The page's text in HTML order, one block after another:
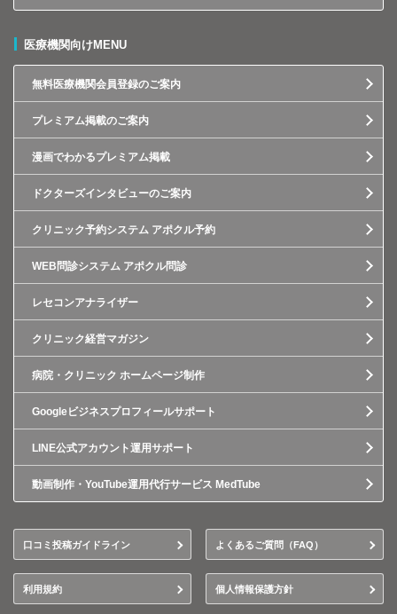
医療機関向けMENU
無料医療機関会員登録のご案内
プレミアム掲載のご案内
漫画でわかるプレミアム掲載
ドクターズインタビューのご案内
クリニック予約システム アポクル予約
WEB問診システム アポクル問診
レセコンアナライザー
クリニック経営マガジン
病院・クリニック ホームページ制作
Googleビジネスプロフィールサポート
LINE公式アカウント運用サポート
動画制作・YouTube運用代行サービス MedTube
口コミ投稿ガイドライン よくあるご質問（FAQ）
利用規約 個人情報保護方針